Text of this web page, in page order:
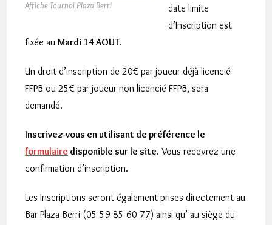
Affiche Tournoi Plaza Berri
date limite
d’Inscription est
fixée auMardi 14 AOUT.
Un droit d’inscription de 20€ par joueur déjà licencié
FFPB ou 25€ par joueur non licencié FFPB, sera
demandé.
Inscrivez-vous en utilisant de préférence le
formulaire disponible sur le site. Vous recevrez une
confirmation d’inscription.
Les Inscriptions seront également prises directement au
Bar Plaza Berri (05 59 85 60 77) ainsi qu’ au siège du